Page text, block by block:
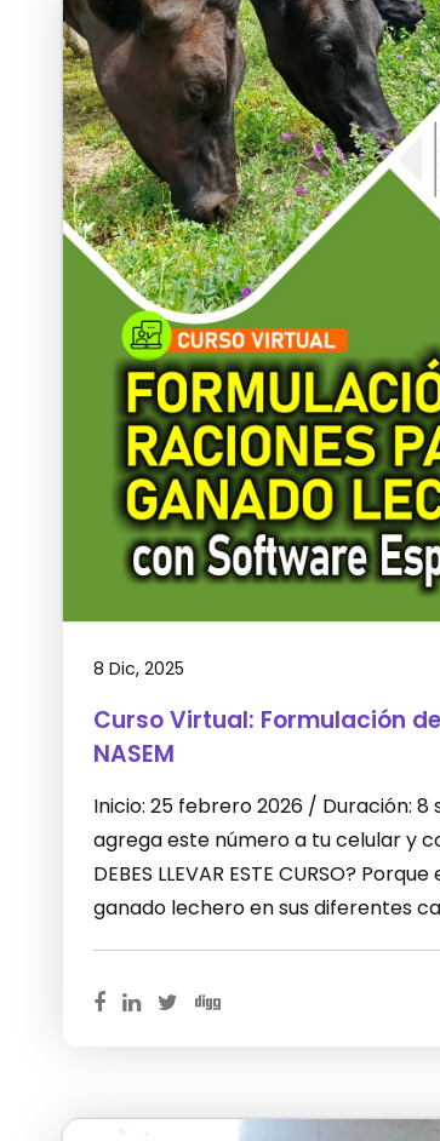
8 Dic, 2025
Curso Virtual: Formulación
NASEM
Inicio: 25 febrero 2026 / Duración: 8
agrega este número a tu celular y
DEBES LLEVAR ESTE CURSO?
ganado lechero en sus diferentes